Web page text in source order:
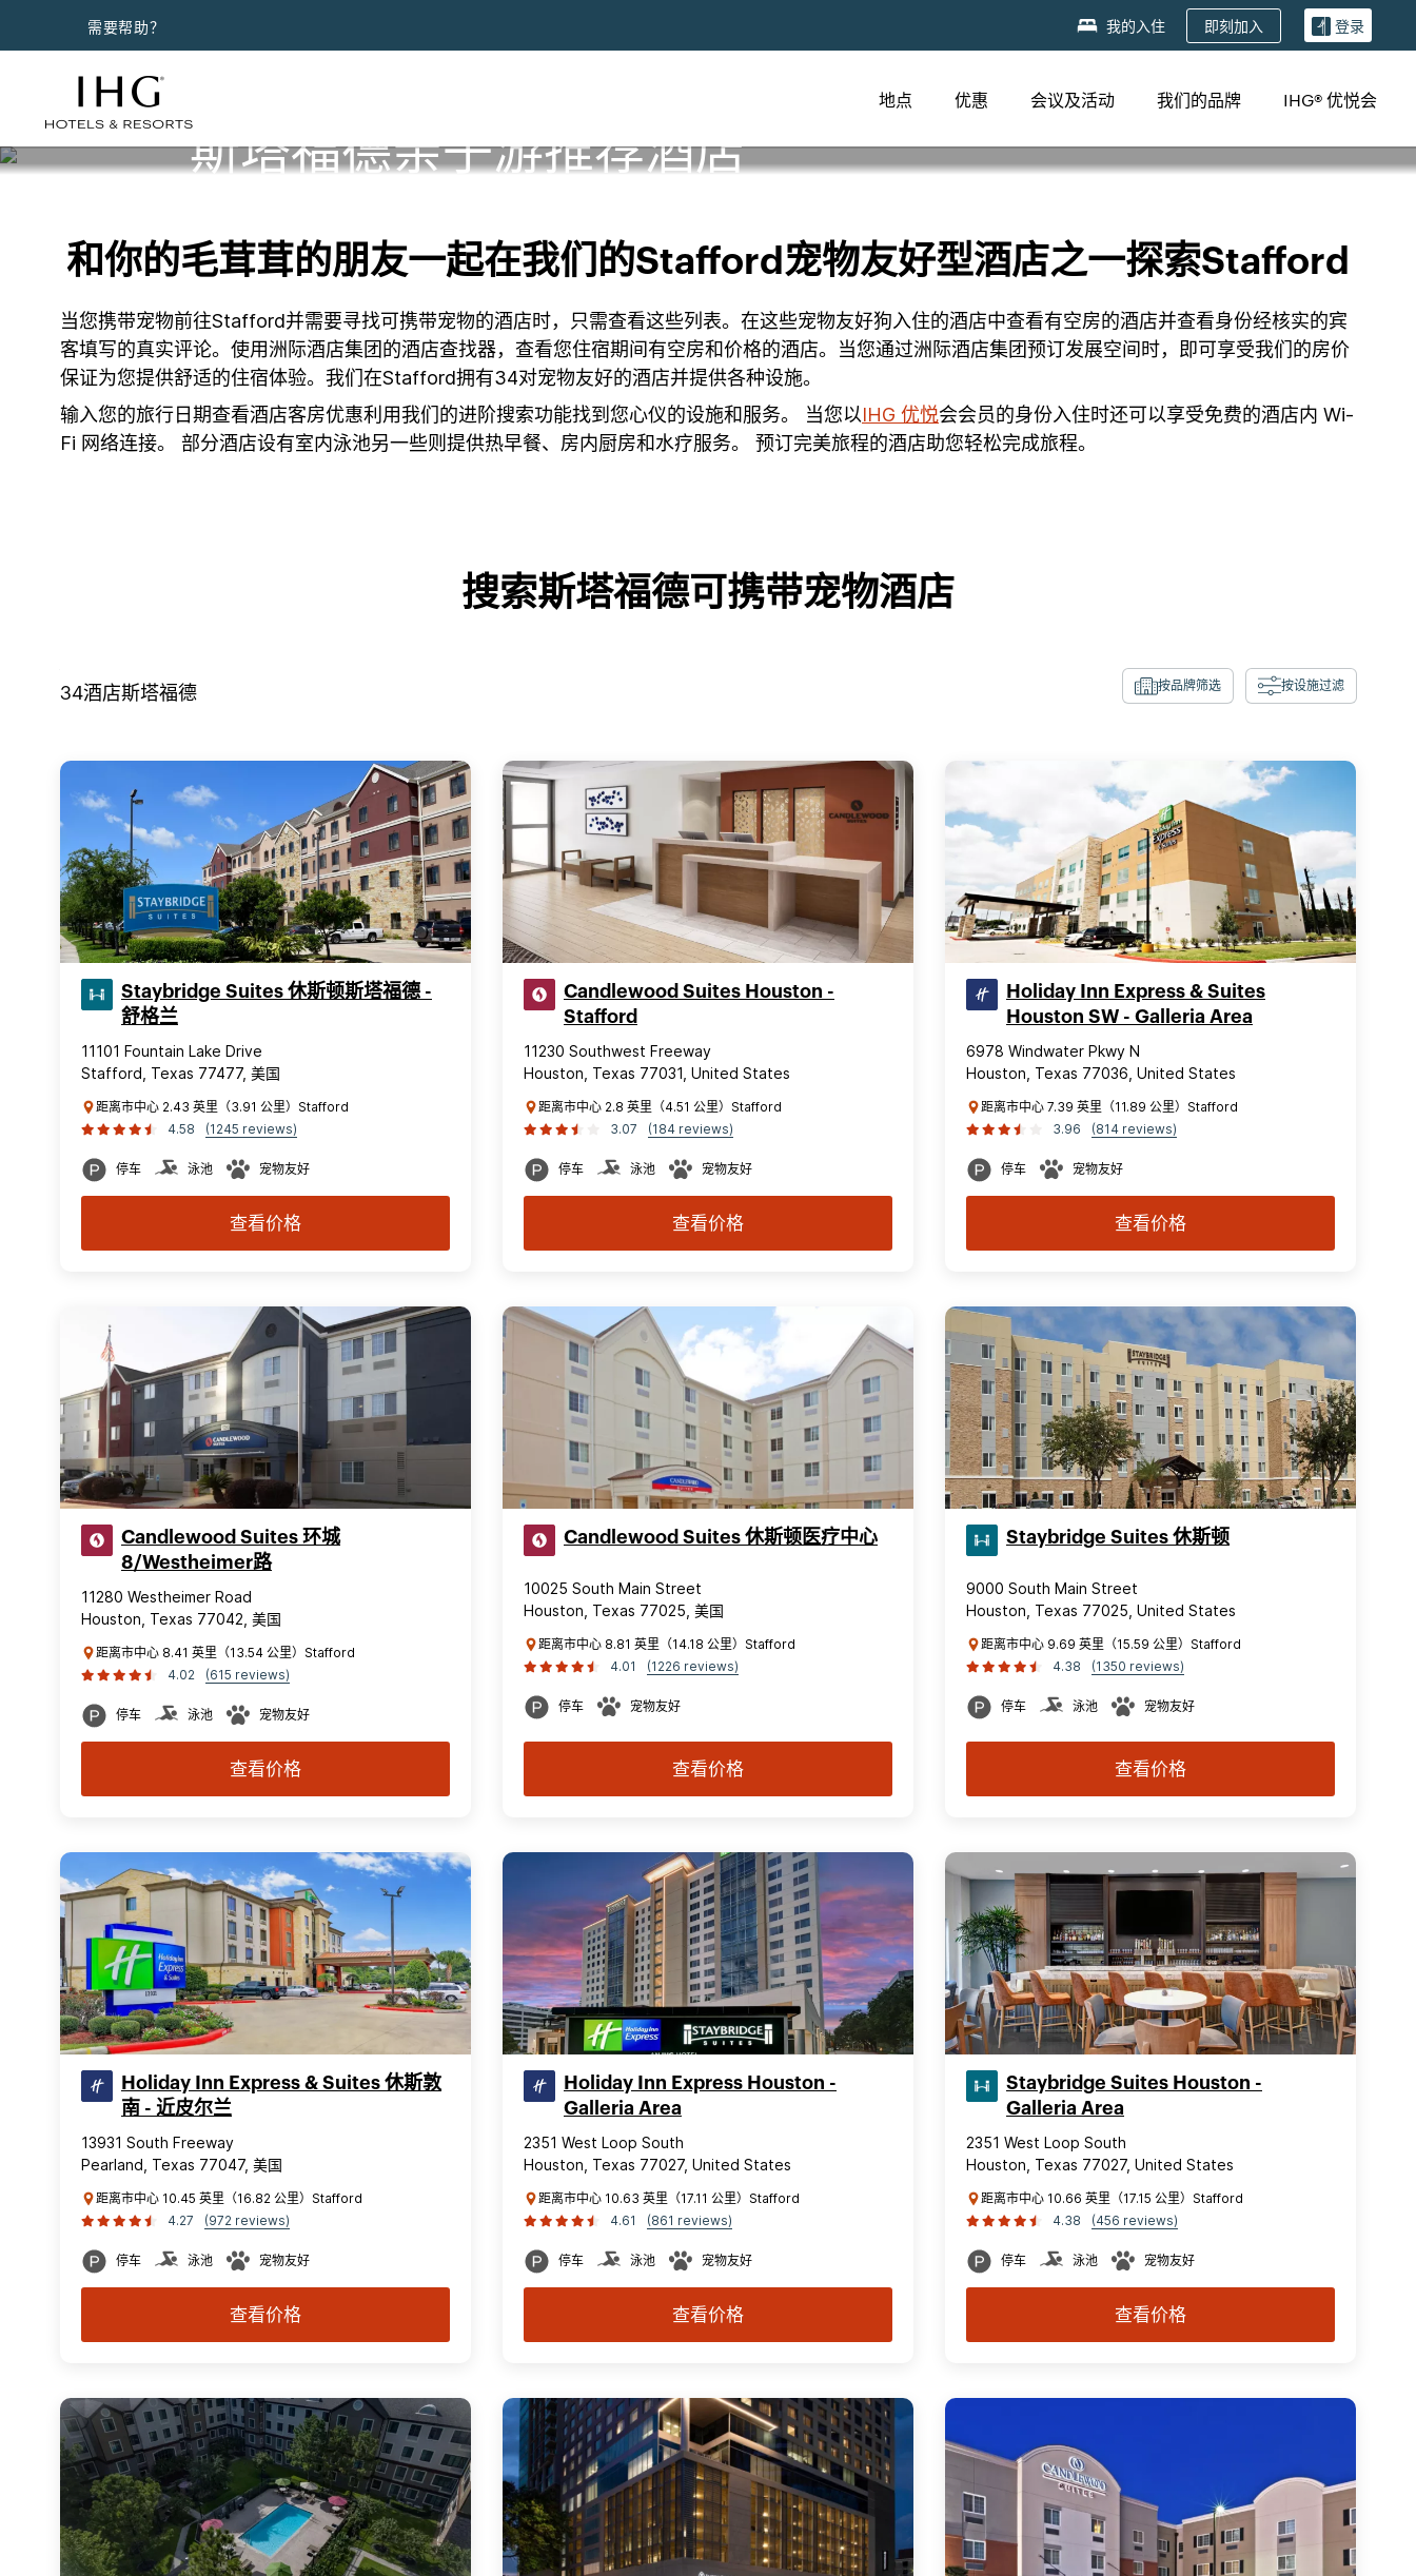
需要帮助？ 我的入住 即刻加入 登录
地点 优惠 会议及活动 我们的品牌 IHG® 优悦会
斯塔福德亲子游推荐酒店
和你的毛茸茸的朋友一起在我们的Stafford宠物友好型酒店之一探索Stafford
当您携带宠物前往Stafford并需要寻找可携带宠物的酒店时，只需查看这些列表。在这些宠物友好狗入住的酒店中查看有空房的酒店并查看身份经核实的宾
客填写的真实评论。使用洲际酒店集团的酒店查找器，查看您住宿期间有空房和价格的酒店。当您通过洲际酒店集团预订发展空间时，即可享受我们的房价
保证为您提供舒适的住宿体验。我们在Stafford拥有34对宠物友好的酒店并提供各种设施。
输入您的旅行日期查看酒店客房优惠利用我们的进阶搜索功能找到您心仪的设施和服务。 当您以IHG 优悦会会员的身份入住时还可以享受免费的酒店内 Wi-
Fi 网络连接。 部分酒店设有室内泳池另一些则提供热早餐、房内厨房和水疗服务。 预订完美旅程的酒店助您轻松完成旅程。
搜索斯塔福德可携带宠物酒店
34酒店斯塔福德 按品牌筛选 按设施过滤
Staybridge Suites 休斯顿斯塔福德 -
舒格兰
11101 Fountain Lake Drive
Stafford, Texas 77477, 美国
距离市中心 2.43 英里（3.91 公里）Stafford
4.58
(1245 reviews)
停车 泳池 宠物友好
查看价格
Candlewood Suites Houston -
Stafford
11230 Southwest Freeway
Houston, Texas 77031, United States
距离市中心 2.8 英里（4.51 公里）Stafford
3.07
(184 reviews)
停车 泳池 宠物友好
查看价格
Holiday Inn Express & Suites
Houston SW - Galleria Area
6978 Windwater Pkwy N
Houston, Texas 77036, United States
距离市中心 7.39 英里（11.89 公里）Stafford
3.96
(814 reviews)
停车 宠物友好
查看价格
Candlewood Suites 环城
8/Westheimer路
11280 Westheimer Road
Houston, Texas 77042, 美国
距离市中心 8.41 英里（13.54 公里）Stafford
4.02
(615 reviews)
停车 泳池 宠物友好
查看价格
Candlewood Suites 休斯顿医疗中心
10025 South Main Street
Houston, Texas 77025, 美国
距离市中心 8.81 英里（14.18 公里）Stafford
4.01
(1226 reviews)
停车 宠物友好
查看价格
Staybridge Suites 休斯顿
9000 South Main Street
Houston, Texas 77025, United States
距离市中心 9.69 英里（15.59 公里）Stafford
4.38
(1350 reviews)
停车 泳池 宠物友好
查看价格
Holiday Inn Express & Suites 休斯敦
南 - 近皮尔兰
13931 South Freeway
Pearland, Texas 77047, 美国
距离市中心 10.45 英里（16.82 公里）Stafford
4.27
(972 reviews)
停车 泳池 宠物友好
查看价格
Holiday Inn Express Houston -
Galleria Area
2351 West Loop South
Houston, Texas 77027, United States
距离市中心 10.63 英里（17.11 公里）Stafford
4.61
(861 reviews)
停车 泳池 宠物友好
查看价格
Staybridge Suites Houston -
Galleria Area
2351 West Loop South
Houston, Texas 77027, United States
距离市中心 10.66 英里（17.15 公里）Stafford
4.38
(456 reviews)
停车 泳池 宠物友好
查看价格